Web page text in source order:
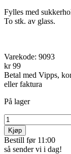
Fylles med
To stk. av glass.
Varekode: 9093
kr 99
Betal med Vipps,
eller faktura
På lager
Kjøp
Bestill før 11:00
så sender vi i dag!